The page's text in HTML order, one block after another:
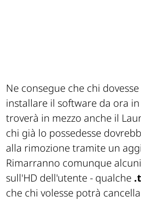
Ne consegue che chi
installare il software da ora
troverà in mezzo anche il
chi già lo possedesse
alla rimozione tramite un
Rimarranno comunque
sull'HD dell'utente - qualche
che chi volesse potrà